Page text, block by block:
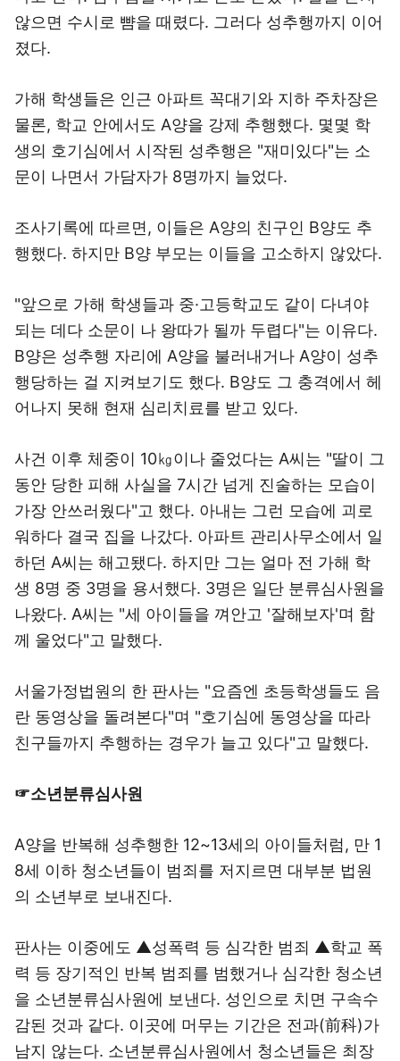
않으면 수시로 뺨을 때렸다. 그러다 성추행까지 이어
졌다.
가해 학생들은 인근 아파트 꼭대기와 지하 주차장은
물론, 학교 안에서도 A양을 강제 추행했다. 몇몇 학
생의 호기심에서 시작된 성추행은 "재미있다"는 소
문이 나면서 가담자가 8명까지 늘었다.
조사기록에 따르면, 이들은 A양의 친구인 B양도 추
행했다. 하지만 B양 부모는 이들을 고소하지 않았다.
"앞으로 가해 학생들과 중·고등학교도 같이 다녀야
되는 데다 소문이 나 왕따가 될까 두렵다"는 이유다.
B양은 성추행 자리에 A양을 불러내거나 A양이 성추
행당하는 걸 지켜보기도 했다. B양도 그 충격에서 헤
어나지 못해 현재 심리치료를 받고 있다.
사건 이후 체중이 10㎏이나 줄었다는 A씨는 "딸이 그
동안 당한 피해 사실을 7시간 넘게 진술하는 모습이
가장 안쓰러웠다"고 했다. 아내는 그런 모습에 괴로
워하다 결국 집을 나갔다. 아파트 관리사무소에서 일
하던 A씨는 해고됐다. 하지만 그는 얼마 전 가해 학
생 8명 중 3명을 용서했다. 3명은 일단 분류심사원을
나왔다. A씨는 "세 아이들을 껴안고 '잘해보자'며 함
께 울었다"고 말했다.
서울가정법원의 한 판사는 "요즘엔 초등학생들도 음
란 동영상을 돌려본다"며 "호기심에 동영상을 따라
친구들까지 추행하는 경우가 늘고 있다"고 말했다.
☞소년분류심사원
A양을 반복해 성추행한 12~13세의 아이들처럼, 만 1
8세 이하 청소년들이 범죄를 저지르면 대부분 법원
의 소년부로 보내진다.
판사는 이중에도 ▲성폭력 등 심각한 범죄 ▲학교 폭
력 등 장기적인 반복 범죄를 범했거나 심각한 청소년
을 소년분류심사원에 보낸다. 성인으로 치면 구속수
감된 것과 같다. 이곳에 머무는 기간은 전과(前科)가
남지 않는다. 소년분류심사원에서 청소년들은 최장